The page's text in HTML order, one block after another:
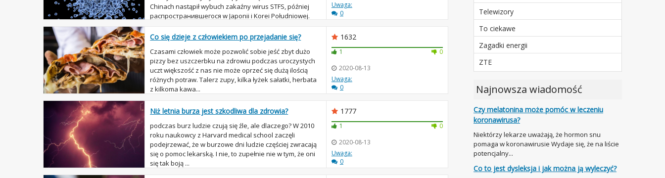
Chinach nastąpił wybuch zakaźny wirus STFS, później
распространившегося w Japonii i Korei Południowej.
Poziom śmiertelności w 2015 ro...
Uwaga:
0
Co się dzieje z człowiekiem po przejadanie się?
Czasami człowiek może pozwolić sobie jeść zbyt dużo
pizzy bez uszczerbku na zdrowiu podczas uroczystych
uczt większość z nas nie może oprzeć się dużą ilością
różnych potraw. Talerz zupy, kilka łyżek sałatki, herbata
z kilkoma kawa...
1632
1
0
2020-08-13
Uwaga:
0
Niż letnia burza jest szkodliwa dla zdrowia?
podczas burz ludzie czują się źle, ale dlaczego? W 2010
roku naukowcy z Harvard medical school zaczęli
podejrzewać, że w burzowe dni ludzie częściej zwracają
się o pomoc lekarską. I nie, to zupełnie nie w tym, że oni
się tak boją ...
1777
1
0
2020-08-13
Uwaga:
0
Telewizory
To ciekawe
Zagadki energii
ZTE
Najnowsza wiadomość
Czy melatonina może pomóc w leczeniu
koronawirusa?
Niektórzy lekarze uważają, że hormon snu
pomaga w koronawirusie Wydaje się, że na liście
potencjalny...
Co to jest dysleksja i jak można ją wyleczyć?